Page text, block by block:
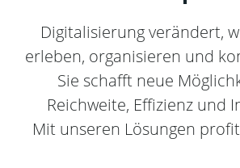
Digitalisierung verändert,
erleben, organisieren und
Sie schafft neue
Reichweite, Effizienz und
Mit unseren Lösungen